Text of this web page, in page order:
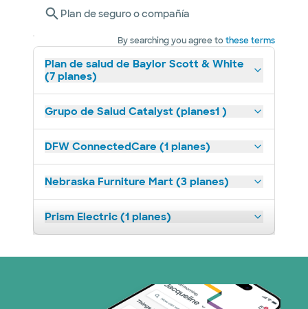
Plan de seguro o compañía
By searching you agree tothese terms
Plan de salud de Baylor Scott & White
(7 planes)
Grupo de Salud Catalyst (planes1 )
DFW ConnectedCare (1 planes)
Nebraska Furniture Mart (3 planes)
Prism Electric (1 planes)